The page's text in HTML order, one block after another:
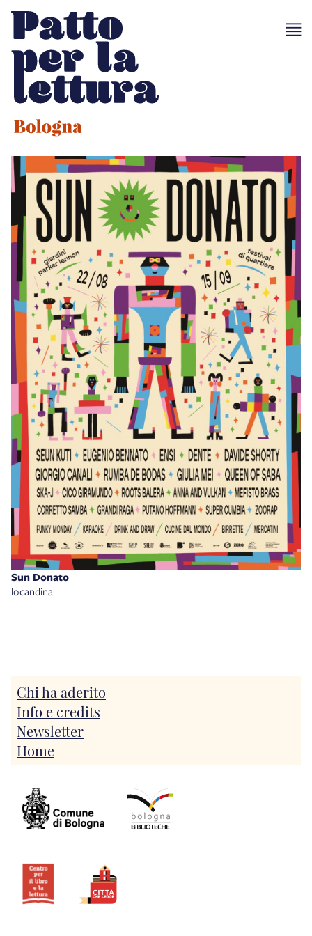
Sun Donato
locandina
Chi ha aderito
Info e credits
Newsletter
Home